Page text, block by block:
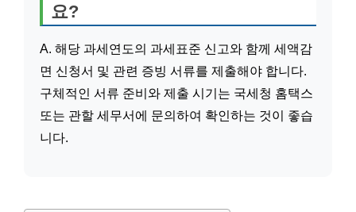
요?
A. 해당 과세연도의 과세표준 신고와 함께 세액감
면 신청서 및 관련 증빙 서류를 제출해야 합니다.
구체적인 서류 준비와 제출 시기는 국세청 홈택스
또는 관할 세무서에 문의하여 확인하는 것이 좋습
니다.